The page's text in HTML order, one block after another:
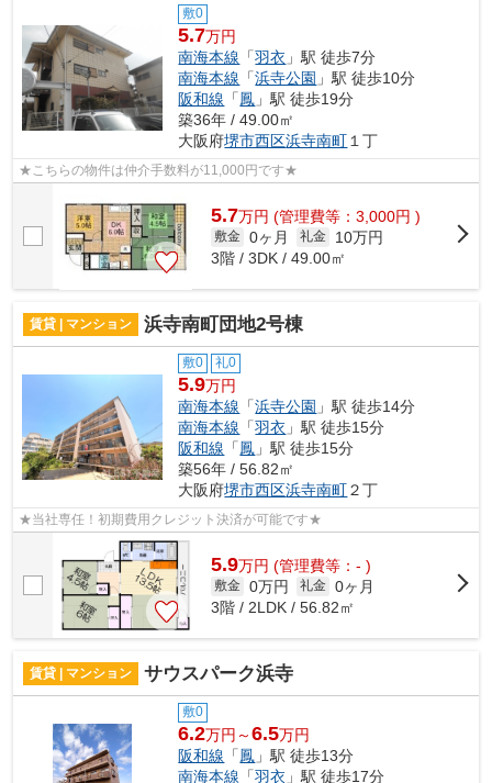
敷0
5.7万円
南海本線 「羽衣 」駅 徒歩7分
南海本線 「浜寺公園 」駅 徒歩10分
阪和線 「鳳 」駅 徒歩19分
築36年 / 49.00㎡
大阪府堺市西区浜寺南町１丁
★こちらの物件は仲介手数料が11,000円です★
5.7万円 (管理費等：3,000円 )
敷金 0ヶ月 礼金
10万円
3階 / 3DK / 49.00㎡
賃貸 | マンション 浜寺南町団地2号棟
敷0 礼0
5.9万円
南海本線 「浜寺公園 」駅 徒歩14分
南海本線 「羽衣 」駅 徒歩15分
阪和線 「鳳 」駅 徒歩15分
築56年 / 56.82㎡
大阪府堺市西区浜寺南町２丁
★当社専任！初期費用クレジット決済が可能です★
5.9万円 (管理費等：- )
敷金 0万円 礼金 0ヶ月
3階 / 2LDK / 56.82㎡
賃貸 | マンション サウスパーク浜寺
敷0
6.2万円～6.5万円
阪和線 「鳳 」駅 徒歩13分
南海本線 「羽衣 」駅 徒歩17分